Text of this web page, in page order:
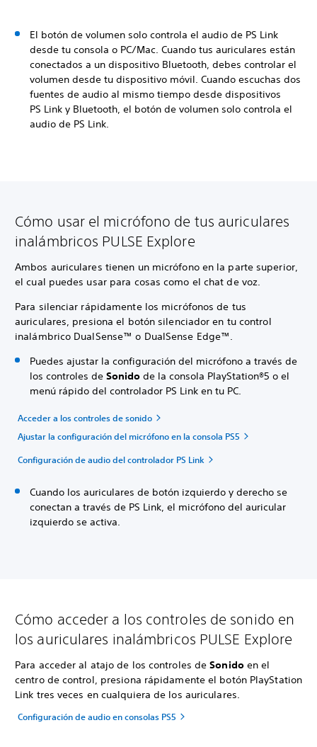
El botón de volumen solo controla el audio de PS Link
desde tu consola o PC/Mac. Cuando tus auriculares están
conectados a un dispositivo Bluetooth, debes controlar el
volumen desde tu dispositivo móvil. Cuando escuchas dos
fuentes de audio al mismo tiempo desde dispositivos
PS Link y Bluetooth, el botón de volumen solo controla el
audio de PS Link.
Cómo usar el micrófono de tus auriculares
inalámbricos PULSE Explore
Ambos auriculares tienen un micrófono en la parte superior,
el cual puedes usar para cosas como el chat de voz.
Para silenciar rápidamente los micrófonos de tus
auriculares, presiona el botón silenciador en tu control
inalámbrico DualSense™ o DualSense Edge™.
Puedes ajustar la configuración del micrófono a través de
los controles de Sonido de la consola PlayStation®5 o el
menú rápido del controlador PS Link en tu PC.
Acceder a los controles de sonido
Ajustar la configuración del micrófono en la consola PS5
Configuración de audio del controlador PS Link
Cuando los auriculares de botón izquierdo y derecho se
conectan a través de PS Link, el micrófono del auricular
izquierdo se activa.
Cómo acceder a los controles de sonido en
los auriculares inalámbricos PULSE Explore
Para acceder al atajo de los controles deSonidoen el
centro de control, presiona rápidamente el botón PlayStation
Link tres veces en cualquiera de los auriculares.
Configuración de audio en consolas PS5